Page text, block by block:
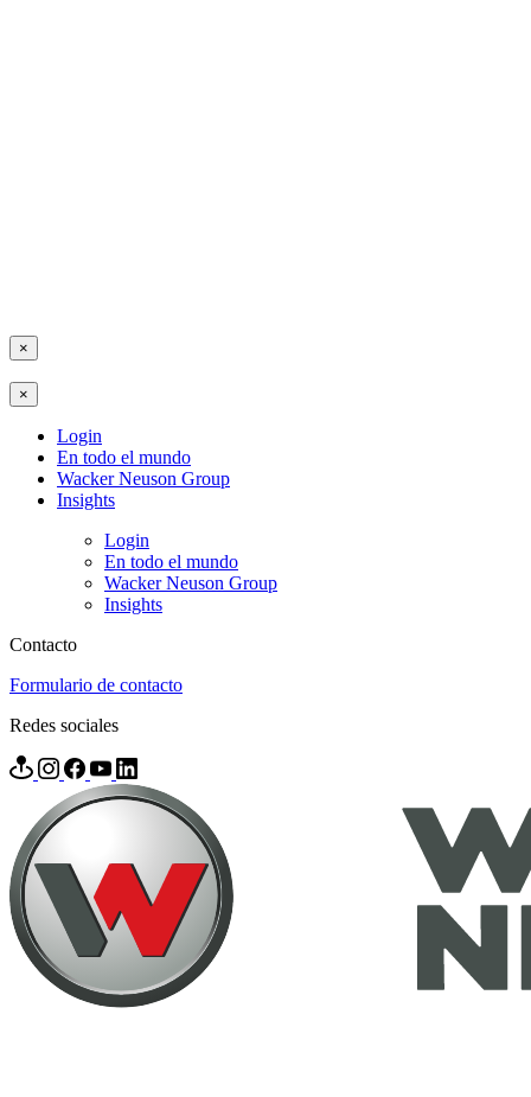
×
×
Login
En todo el mundo
Wacker Neuson Group
Insights
Login
En todo el mundo
Wacker Neuson Group
Insights
Contacto
Formulario de contacto
Redes sociales